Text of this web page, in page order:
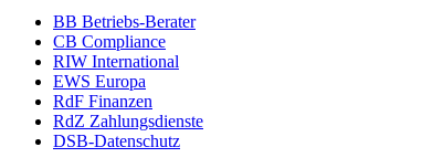
BB Betriebs-Berater
CB Compliance
RIW International
EWS Europa
RdF Finanzen
RdZ Zahlungsdienste
DSB-Datenschutz